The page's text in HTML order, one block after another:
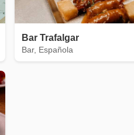
Bar Trafalgar
Bar, Española